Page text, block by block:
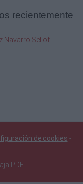
recientemente
Navarro Set of
de cookies -
PDF